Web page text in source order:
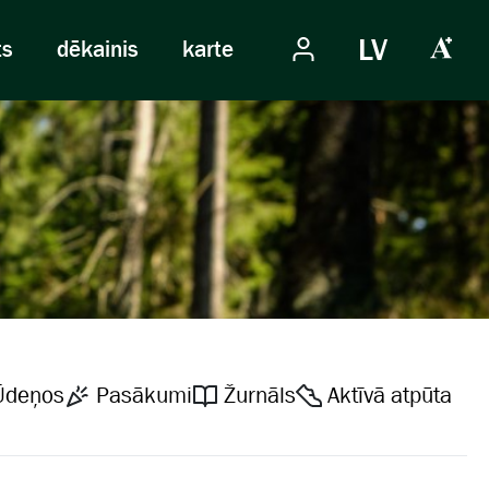
dēkainis karte LV
Pasākumi Žurnāls Aktīvā atpūta